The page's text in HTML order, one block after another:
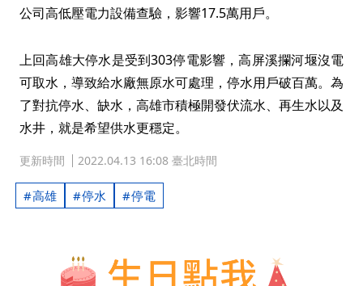
公司高低壓電力設備查驗，影響17.5萬用戶。
上回高雄大停水是受到303停電影響，高屏溪攔河堰沒電
可取水，導致給水廠無原水可處理，停水用戶破百萬。為
了對抗停水、缺水，高雄市積極開發伏流水、再生水以及
水井，就是希望供水更穩定。
更新時間 2022.04.13 16:08 臺北時間
高雄 停水 停電